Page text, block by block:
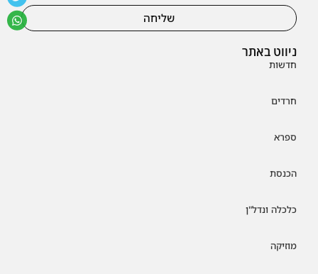
ניווט באתר
חדשות
חרדים
ספרא
הכנסת
כלכלה ונדל"ן
מוזיקה
שליחה